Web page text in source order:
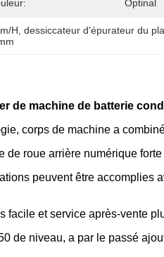
Optinal
H , dessiccateur d'épurateur du
de machine de batterie
corps de machine a
de roue arrière numérique forte
peuvent être accomplies
facile et service après-vente
de niveau, a par le passé